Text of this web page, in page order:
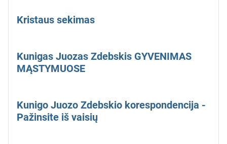
Kristaus sekimas
Kunigas Juozas Zdebskis GYVENIMAS
MĄSTYMUOSE
Kunigo Juozo Zdebskio korespondencija -
Pažinsite iš vaisių